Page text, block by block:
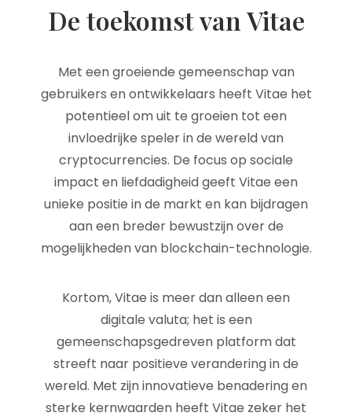
De toekomst van Vitae
Met een groeiende gemeenschap van
gebruikers en ontwikkelaars heeft Vitae het
potentieel om uit te groeien tot een
invloedrijke speler in de wereld van
cryptocurrencies. De focus op sociale
impact en liefdadigheid geeft Vitae een
unieke positie in de markt en kan bijdragen
aan een breder bewustzijn over de
mogelijkheden van blockchain-technologie.
Kortom, Vitae is meer dan alleen een
digitale valuta; het is een
gemeenschapsgedreven platform dat
streeft naar positieve verandering in de
wereld. Met zijn innovatieve benadering en
sterke kernwaarden heeft Vitae zeker het